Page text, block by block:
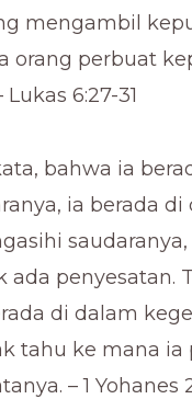
mengambil
orang perbuat
6:27-31
bahwa ia
ia berada
ada penyesatan.
di dalam
tahu ke mana
– 1 Yohanes